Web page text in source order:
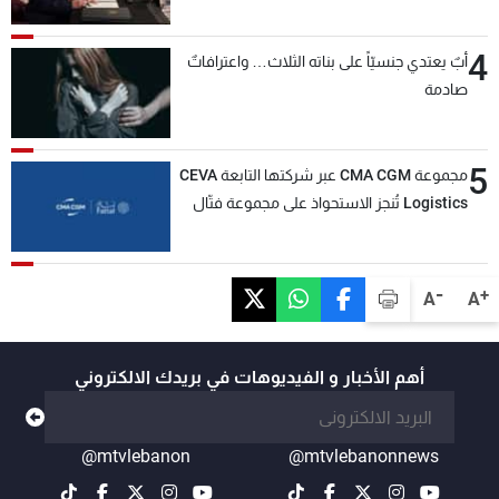
A+
A-
4أبٌ يعتدي جنسيّاً على بناته الثلاث… واعترافاتٌ
صادمة
5
مجموعة CMA CGM عبر شركتها التابعة CEVA
Logistics تُنجز الاستحواذ على مجموعة فتّال
أهم الأخبار و الفيديوهات في بريدك الالكتروني
@mtvlebanonnews
@mtvlebanon